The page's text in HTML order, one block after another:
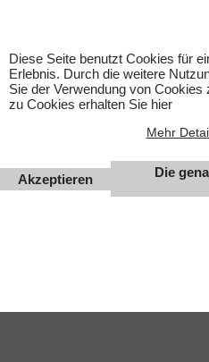
Änderungen, Irrtümer und
Diese Seite benutzt Cookies für
Erlebnis. Durch die weitere
Sie der Verwendung von Cookies
zu Cookies erhalten Sie hier
Mehr
Akzeptieren
Die